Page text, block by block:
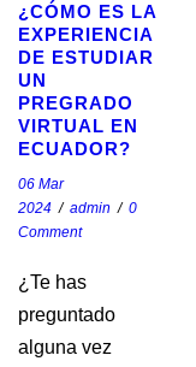
¿CÓMO ES LA
EXPERIENCIA
DE ESTUDIAR
UN
PREGRADO
VIRTUAL EN
ECUADOR?
06 Mar
2024 / admin / 0
Comment
¿Te has
preguntado
alguna vez